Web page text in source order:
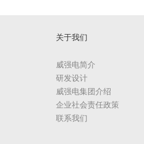
关于我们
威强电简介
研发设计
威强电集团介绍
企业社会责任政策
联系我们